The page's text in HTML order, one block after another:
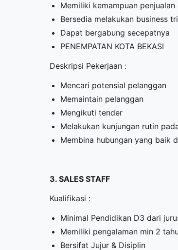
Memiliki kemampuan
Bersedia melakukan business
Dapat bergabung secepatnya
PENEMPATAN KOTA BEKASI
Deskripsi Pekerjaan :
Mencari potensial pelanggan
Memaintain pelanggan
Mengikuti tender
Melakukan kunjungan rutin
Membina hubungan yang baik
3. SALES STAFF
Kualifikasi :
Minimal Pendidikan D3 dari
Memiliki pengalaman min 2
Bersifat Jujur & Disiplin